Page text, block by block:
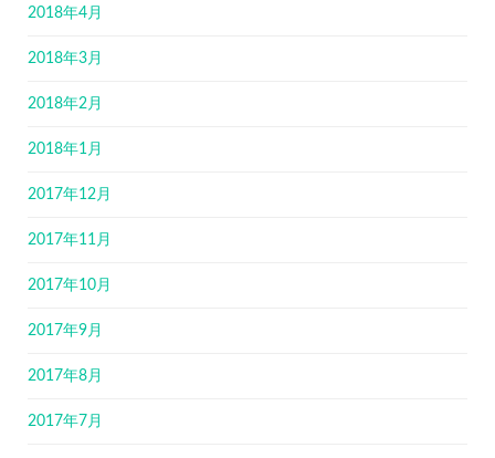
2018年4月
2018年3月
2018年2月
2018年1月
2017年12月
2017年11月
2017年10月
2017年9月
2017年8月
2017年7月